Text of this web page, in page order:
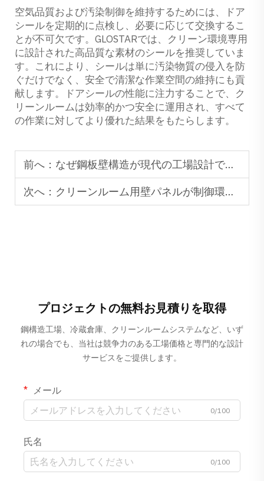
空気品質および汚染制御を維持するためには、ドア
シールを定期的に点検し、必要に応じて交換するこ
とが不可欠です。GLOSTARでは、クリーン環境専用
に設計された高品質な素材のシールを推奨していま
す。これにより、シールは単に汚染物質の侵入を防
ぐだけでなく、安全で清潔な作業空間の維持にも貢
献します。ドアシールの性能に注力することで、ク
リーンルームは効率的かつ安全に運用され、すべて
の作業に対してより優れた結果をもたらします。
前へ： なぜ鋼板壁構造が現代の工場設計で主流となっているのか
次へ： クリーンルーム用壁パネルが制御環境において果たす役割
プロジェクトの無料お見積りを取得
鋼構造工場、冷蔵倉庫、クリーンルームシステムなど、いず
れの場合でも、当社は競争力のある工場価格と専門的な設計
サービスをご提供します。
メール
0/100
氏名
0/100